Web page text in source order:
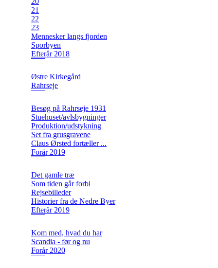
21
22
23
Mennesker langs fjorden
Sporbyen
Efterår 2018
Østre Kirkegård
Rahrseje
Besøg på Rahrseje 1931
Stuehuset/avlsbygninger
Produktion/udstykning
Set fra grusgravene
Claus Ørsted fortæller ...
Forår 2019
Det gamle træ
Som tiden går forbi
Rejsebilleder
Historier fra de Nedre Byer
Efterår 2019
Kom med, hvad du har
Scandia - før og nu
Forår 2020